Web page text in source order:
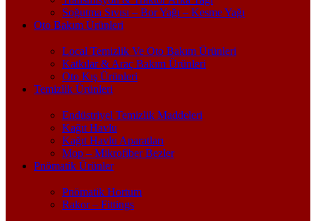
Soğutma Sıvısı – Bor Yağı – Kesme Yağı
Oto Bakım Ürünleri
Local Temizlik Ve Oto Bakım Ürünleri
Katkılar & Araç Bakım Ürünleri
Oto Kış Ürünleri
Temizlik Ürünleri
Endüstriyel Temizlik Maddeleri
Kağıt Havlu
Kağıt Havlu Aparatları
Mop – Mikrofiber Bezler
Pnömatik Ürünler
Pnömatik Hortum
Rakor – Fittings